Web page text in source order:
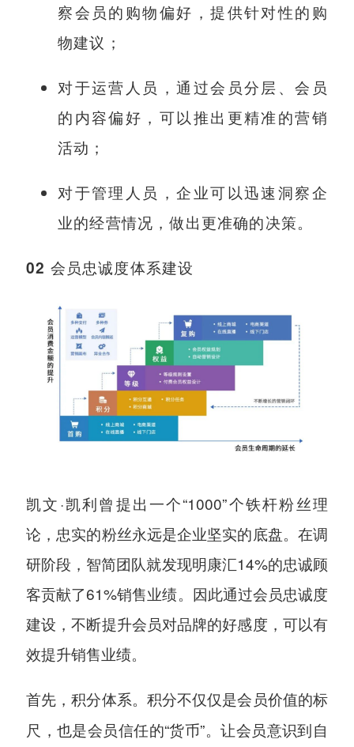
察会员的购物偏好，提供针对性的购
物建议；
对于运营人员，通过会员分层、会员
的内容偏好，可以推出更精准的营销
活动；
对于管理人员，企业可以迅速洞察企
业的经营情况，做出更准确的决策。
02 会员忠诚度体系建设
凯文·凯利曾提出一个“1000”个铁杆粉丝理
论，忠实的粉丝永远是企业坚实的底盘。在调
研阶段，智简团队就发现明康汇14%的忠诚顾
客贡献了61%销售业绩。因此通过会员忠诚度
建设，不断提升会员对品牌的好感度，可以有
效提升销售业绩。
首先，积分体系。 积分不仅仅是会员价值的标
尺，也是会员信任的“货币”。让会员意识到自